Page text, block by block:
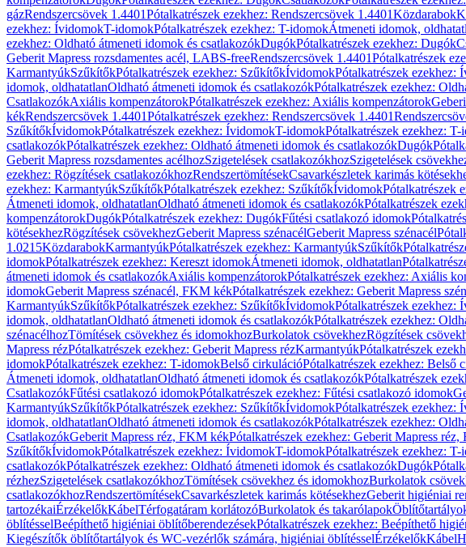
gázRendszercsövek 1.4401Pótalkatrészek ezekhez: Rendszercsövek 1.4401Közdarabok
ezekhez: ÍvidomokT-idomokPótalkatrészek ezekhez: T-idomokÁtmeneti idomok,
ezekhez: Oldható átmeneti idomok és csatlakozókDugókPótalkatrészek ezekhez: Dugók
Geberit Mapress rozsdamentes acél, LABS-freeRendszercsövek 1.4401Pótalkatrészek
KarmantyúkSzűkítőkPótalkatrészek ezekhez: SzűkítőkÍvidomokPótalkatrészek ezekhez:
idomok, oldhatatlanOldható átmeneti idomok és csatlakozókPótalkatrészek ezekhez:
CsatlakozókAxiális kompenzátorokPótalkatrészek ezekhez: Axiális kompenzátorok
kékRendszercsövek 1.4401Pótalkatrészek ezekhez: Rendszercsövek 1.4401
SzűkítőkÍvidomokPótalkatrészek ezekhez: ÍvidomokT-idomokPótalkatrészek ezekhez: T-
csatlakozókPótalkatrészek ezekhez: Oldható átmeneti idomok és csatlakozókDugók
Geberit Mapress rozsdamentes acélhozSzigetelések csatlakozókhozSzigetelések
ezekhez: Rögzítések csatlakozókhozRendszertömítésekCsavarkészletek karimás
ezekhez: KarmantyúkSzűkítőkPótalkatrészek ezekhez: SzűkítőkÍvidomokPótalkatrészek
Átmeneti idomok, oldhatatlanOldható átmeneti idomok és csatlakozókPótalkatrészek
kompenzátorokDugókPótalkatrészek ezekhez: DugókFűtési csatlakozó idomok
kötésekhezRögzítések csövekhezGeberit Mapress szénacélGeberit Mapress szénacél
1.0215KözdarabokKarmantyúkPótalkatrészek ezekhez: KarmantyúkSzűkítők
idomokPótalkatrészek ezekhez: Kereszt idomokÁtmeneti idomok, oldhatatlan
átmeneti idomok és csatlakozókAxiális kompenzátorokPótalkatrészek ezekhez: Axiális
idomokGeberit Mapress szénacél, FKM kékPótalkatrészek ezekhez: Geberit Mapress
KarmantyúkSzűkítőkPótalkatrészek ezekhez: SzűkítőkÍvidomokPótalkatrészek ezekhez:
idomok, oldhatatlanOldható átmeneti idomok és csatlakozókPótalkatrészek ezekhez:
szénacélhozTömítések csövekhez és idomokhozBurkolatok csövekhezRögzítések
Mapress rézPótalkatrészek ezekhez: Geberit Mapress rézKarmantyúkPótalkatrészek
idomokPótalkatrészek ezekhez: T-idomokBelső cirkulációPótalkatrészek ezekhez: Belső
Átmeneti idomok, oldhatatlanOldható átmeneti idomok és csatlakozókPótalkatrészek
CsatlakozókFűtési csatlakozó idomokPótalkatrészek ezekhez: Fűtési csatlakozó idomok
KarmantyúkSzűkítőkPótalkatrészek ezekhez: SzűkítőkÍvidomokPótalkatrészek ezekhez:
idomok, oldhatatlanOldható átmeneti idomok és csatlakozókPótalkatrészek ezekhez:
CsatlakozókGeberit Mapress réz, FKM kékPótalkatrészek ezekhez: Geberit Mapress
SzűkítőkÍvidomokPótalkatrészek ezekhez: ÍvidomokT-idomokPótalkatrészek ezekhez: T-
csatlakozókPótalkatrészek ezekhez: Oldható átmeneti idomok és csatlakozókDugók
rézhezSzigetelések csatlakozókhozTömítések csövekhez és idomokhozBurkolatok
csatlakozókhozRendszertömítésekCsavarkészletek karimás kötésekhezGeberit higiéniai
tartozékaiÉrzékelőkKábelTérfogatáram korlátozóBurkolatok és takarólapok
öblítésselBeépíthető higiéniai öblítőberendezésekPótalkatrészek ezekhez: Beépíthető
Kiegészítők öblítőtartályok és WC-vezérlők számára, higiéniai öblítésselÉrzékelőkKábel